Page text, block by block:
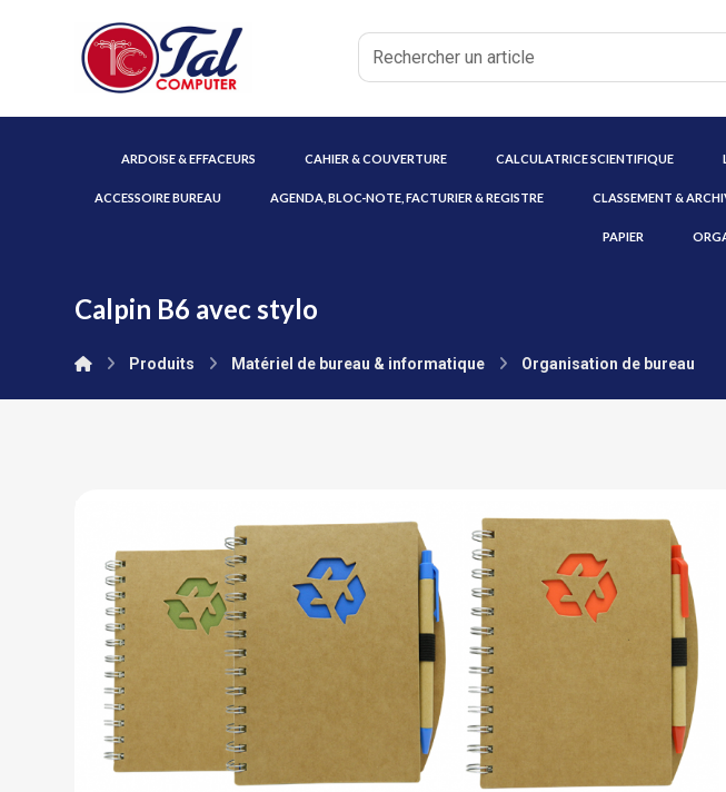
ARDOISE & EFFACEURS CAHIER & COUVERTURE CALCULATRICE SCIENTIFIQUE
ACCESSOIRE BUREAU AGENDA, BLOC-NOTE, FACTURIER & REGISTRE CLASSEMENT &
PAPIER
Calpin B6 avec stylo
Produits Matériel de bureau & informatique Organisation de bureau